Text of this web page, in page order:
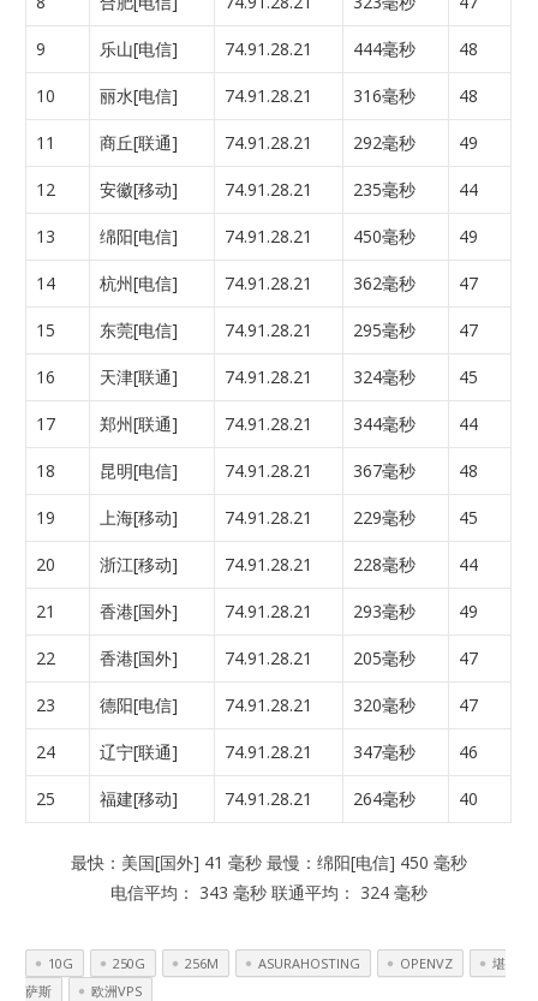
9 乐山[电信] 74.91.28.21 444毫秒 48
10 丽水[电信] 74.91.28.21 316毫秒 48
11 商丘[联通] 74.91.28.21 292毫秒 49
12 安徽[移动] 74.91.28.21 235毫秒 44
13 绵阳[电信] 74.91.28.21 450毫秒 49
14 杭州[电信] 74.91.28.21 362毫秒 47
15 东莞[电信] 74.91.28.21 295毫秒 47
16 天津[联通] 74.91.28.21 324毫秒 45
17 郑州[联通] 74.91.28.21 344毫秒 44
18 昆明[电信] 74.91.28.21 367毫秒 48
19 上海[移动] 74.91.28.21 229毫秒 45
20 浙江[移动] 74.91.28.21 228毫秒 44
21 香港[国外] 74.91.28.21 293毫秒 49
22 香港[国外] 74.91.28.21 205毫秒 47
23 德阳[电信] 74.91.28.21 320毫秒 47
24 辽宁[联通] 74.91.28.21 347毫秒 46
25 福建[移动] 74.91.28.21 264毫秒 40
最快：美国[国外] 41 毫秒 最慢：绵阳[电信] 450 毫秒
电信平均： 343 毫秒 联通平均： 324 毫秒
10G 250G 256M ASURAHOSTING OPENVZ
堪
萨斯
欧洲VPS